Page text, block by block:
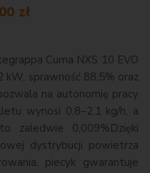
zł
Cuma NXS 10 EVO
kW, sprawność 88,5% oraz
na autonomię pracy
wynosi 0,8–2,1 kg/h, a
zaledwie 0,009%Dzięki
dystrybucji powietrza
piecyk gwarantuje